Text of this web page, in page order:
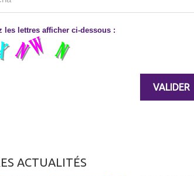
les lettres afficher ci-dessous :
ACTUALITÉS